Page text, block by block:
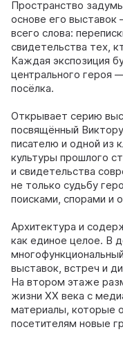
Пространство
основе его
всего слова:
свидетельства тех,
Каждая экспозиция
центрального героя
посёлка.
Открывает серию
посвящённый
писателю и одной из
культуры прошлого
и свидетельства
не только судьбу
поисками, спорами и
Архитектура и
как единое целое. В
выставок, встреч и
На втором этаже
жизни XX века с
материалы, которые
посетителям новые